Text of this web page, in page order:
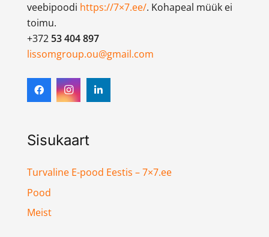
veebipoodi https://7×7.ee/. Kohapeal müük ei
toimu.
+372 53 404 897
lissomgroup.ou@gmail.com
Sisukaart
Turvaline E-pood Eestis – 7×7.ee
Pood
Meist